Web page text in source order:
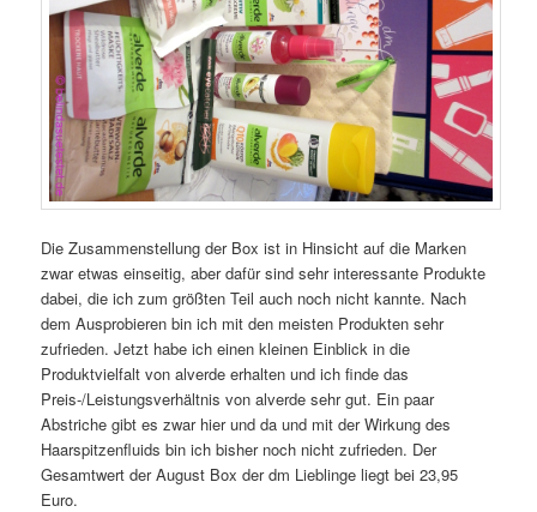
Die Zusammenstellung der Box ist in Hinsicht auf die Marken
zwar etwas einseitig, aber dafür sind sehr interessante Produkte
dabei, die ich zum größten Teil auch noch nicht kannte. Nach
dem Ausprobieren bin ich mit den meisten Produkten sehr
zufrieden. Jetzt habe ich einen kleinen Einblick in die
Produktvielfalt von alverde erhalten und ich finde das
Preis-/Leistungsverhältnis von alverde sehr gut. Ein paar
Abstriche gibt es zwar hier und da und mit der Wirkung des
Haarspitzenfluids bin ich bisher noch nicht zufrieden. Der
Gesamtwert der August Box der dm Lieblinge liegt bei 23,95
Euro.